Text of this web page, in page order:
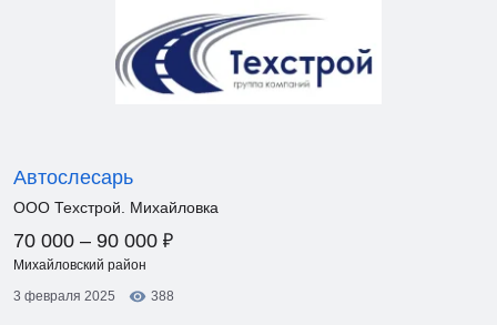
Автослесарь
ООО Техстрой. Михайловка
70 000 – 90 000 ₽
Михайловский район
3 февраля 2025
388